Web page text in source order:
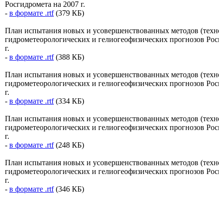
Росгидромета на 2007 г.
- в формате .rtf(379 КБ)
План испытания новых и усовершенствованных методов
гидрометеорологических и гелиогеофизических прогнозов
г.
- в формате .rtf(388 КБ)
План испытания новых и усовершенствованных методов
гидрометеорологических и гелиогеофизических прогнозов
г.
- в формате .rtf(334 КБ)
План испытания новых и усовершенствованных методов
гидрометеорологических и гелиогеофизических прогнозов
г.
- в формате .rtf(248 КБ)
План испытания новых и усовершенствованных методов
гидрометеорологических и гелиогеофизических прогнозов
г.
- в формате .rtf(346 КБ)